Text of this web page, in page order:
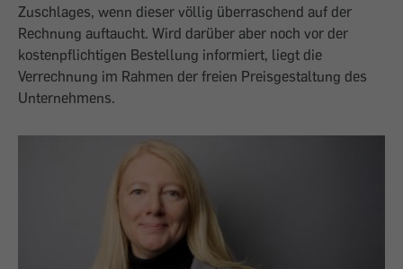
Zuschlages, wenn dieser völlig überraschend auf der
Rechnung auftaucht. Wird darüber aber noch vor der
kostenpflichtigen Bestellung informiert, liegt die
Verrechnung im Rahmen der freien Preisgestaltung des
Unternehmens.